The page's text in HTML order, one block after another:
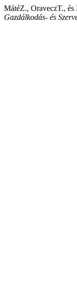
MátéZ., OraveczT., és
Gazdálkodás- és